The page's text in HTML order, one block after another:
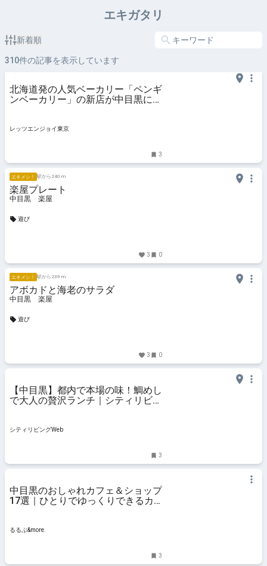
エキガタリ
新着順
310件の記事を表示しています
北海道発の人気ベーカリー「ペンギ
ンベーカリー」の新店が中目黒にオ
レッツエンジョイ東京
3
エキメシ！ 駅から240 m
楽屋プレート
中目黒 楽屋
遊び
3 0
エキメシ！ 駅から239 m
アボカドと海老のサラダ
中目黒 楽屋
遊び
3 0
【中目黒】都内で本場の味！鯛めし
で大人の贅沢ランチ｜シティリビン
シティリビングWeb
3
中目黒のおしゃれカフェ＆ショップ
17選｜ひとりでゆっくりできるカ
るるぶ&more.
3